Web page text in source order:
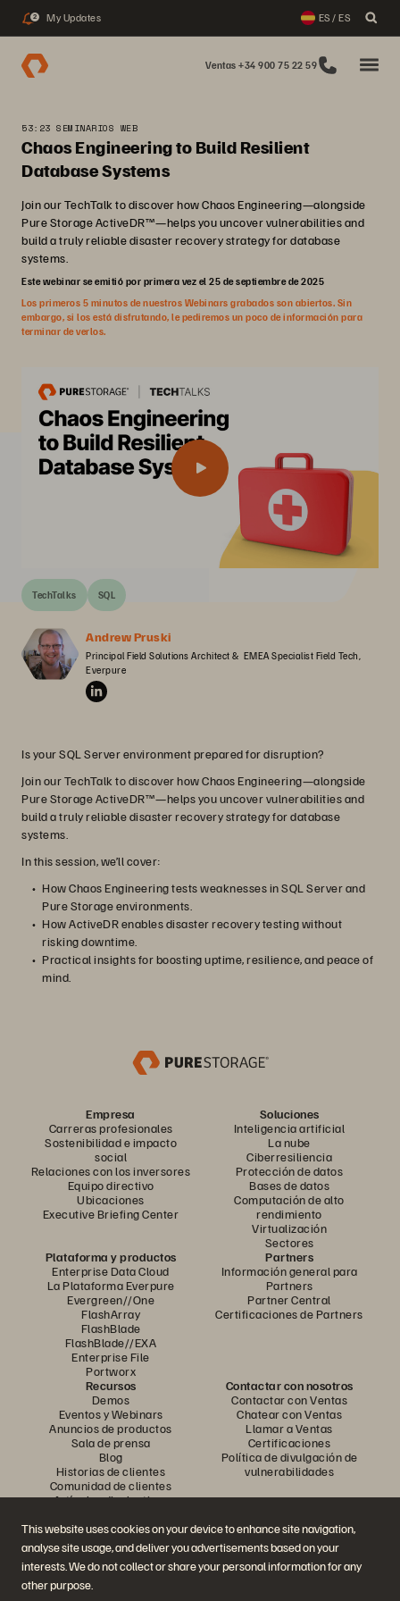
This website uses cookies on your device to enhance site navigation,
analyse site usage, and deliver you advertisements based on your
interests. We do not collect or share your personal information for any
other purpose.
2 My Updates ES / ES
Ventas +34 900 75 22 59
53:23 SEMINARIOS WEB
Chaos Engineering to Build Resilient
Database Systems
Join our TechTalk to discover how Chaos Engineering—alongside
Pure Storage ActiveDR™—helps you uncover vulnerabilities and
build a truly reliable disaster recovery strategy for database
systems.
Este webinar se emitió por primera vez el 25 de septiembre de 2025
Los primeros 5 minutos de nuestros Webinars grabados son abiertos. Sin
embargo, si los está disfrutando, le pediremos un poco de información para
terminar de verlos.
TechTalks SQL
Andrew Pruski
Principal Field Solutions Architect &  EMEA Specialist Field Tech,
Everpure
Is your SQL Server environment prepared for disruption?
Join our TechTalk to discover how Chaos Engineering—alongside
Pure Storage ActiveDR™—helps you uncover vulnerabilities and
build a truly reliable disaster recovery strategy for database
systems.
In this session, we’ll cover:
How Chaos Engineering tests weaknesses in SQL Server and
Pure Storage environments.
How ActiveDR enables disaster recovery testing without
risking downtime.
Practical insights for boosting uptime, resilience, and peace of
mind.
Empresa
Carreras profesionales
Sostenibilidad e impacto
social
Relaciones con los inversores
Equipo directivo
Ubicaciones
Executive Briefing Center
Soluciones
Inteligencia artificial
La nube
Ciberresiliencia
Protección de datos
Bases de datos
Computación de alto
rendimiento
Virtualización
Sectores
Plataforma y productos
Enterprise Data Cloud
La Plataforma Everpure
Evergreen//One
FlashArray
FlashBlade
FlashBlade//EXA
Enterprise File
Portworx
Partners
Información general para
Partners
Partner Central
Certificaciones de Partners
Recursos
Demos
Eventos y Webinars
Anuncios de productos
Sala de prensa
Blog
Historias de clientes
Comunidad de clientes
Artículos divulgativos
Contactar con nosotros
Contactar con Ventas
Chatear con Ventas
Llamar a Ventas
Certificaciones
Política de divulgación de
vulnerabilidades
Únase a la conversación
Siga las redes sociales oficiales de Everpure